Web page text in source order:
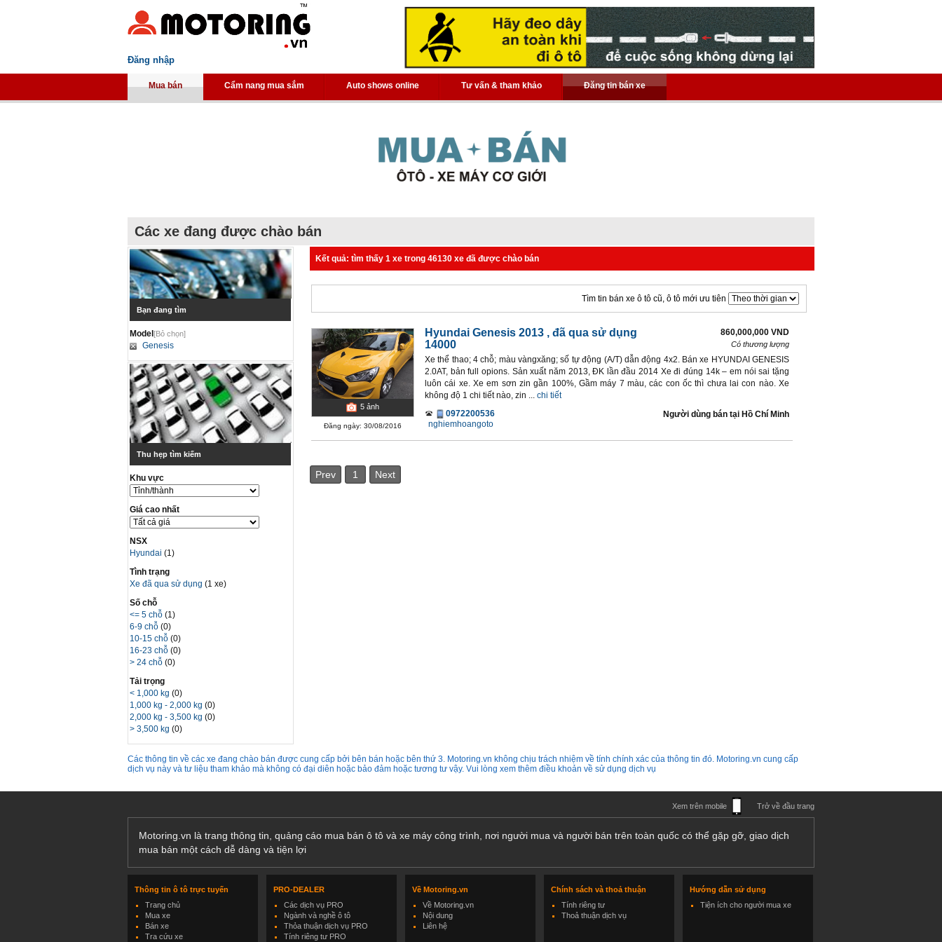
Đăng nhập
Mua bán Cẩm nang mua sắm Auto shows online Tư vấn & tham khảo Đăng tin bán xe
Các xe đang được chào bán
Bạn đang tìm
Model[Bỏ chọn]
Genesis
Thu hẹp tìm kiếm
Khu vực
Giá cao nhất
NSX
Hyundai(1)
Tình trạng
Xe đã qua sử dụng (1 xe)
Số chỗ
<= 5 chỗ(1)
6-9 chỗ(0)
10-15 chỗ(0)
16-23 chỗ(0)
> 24 chỗ(0)
Tải trọng
< 1,000 kg(0)
1,000 kg - 2,000 kg(0)
2,000 kg - 3,500 kg(0)
> 3,500 kg(0)
Kết quả: tìm thấy 1 xe trong 46130 xe đã được chào bán
Tìm tin bán xe ô tô cũ, ô tô mới ưu tiên
5 ảnh
Đăng ngày: 30/08/2016
Hyundai Genesis 2013 , đã qua sử dụng
14000
860,000,000 VND
Có thương lượng
Xe thể thao; 4 chỗ; màu vàngxăng; số tự động (A/T) dẫn động 4x2. Bán xe HYUNDAI GENESIS
2.0AT, bản full opions. Sản xuất năm 2013, ĐK lần đầu 2014 Xe đi đúng 14k – em nói sai tặng
luôn cái xe. Xe em sơn zin gần 100%, Gầm máy 7 màu, các con ốc thì chưa lai con nào. Xe
không độ 1 chi tiết nào, zin ... chi tiết
0972200536
nghiemhoangoto
Người dùng bán tại Hồ Chí Minh
Prev 1 Next
Các thông tin về các xe đang chào bán được cung cấp bởi bên bán hoặc bên thứ 3. Motoring.vn không chịu trách nhiệm về tính chính xác của thông tin đó. Motoring.vn cung cấp
dịch vụ này và tư liệu tham khảo mà không có đại diên hoặc bảo đảm hoặc tương tư vậy. Vui lòng xem thêm điều khoản về sử dụng dịch vụ
Xem trên mobile Trở về đầu trang
Motoring.vn là trang thông tin, quảng cáo mua bán ô tô và xe máy công trình, nơi người mua và người bán trên toàn quốc có thể gặp gỡ, giao dịch
mua bán một cách dễ dàng và tiện lợi
Thông tin ô tô trực tuyến
Trang chủ
Mua xe
Bán xe
Tra cứu xe
PRO-DEALER
Các dịch vụ PRO
Ngành và nghề ô tô
Thỏa thuận dịch vụ PRO
Tính riêng tư PRO
Về Motoring.vn
Về Motoring.vn
Nội dung
Liên hệ
Chính sách và thoả thuận
Tính riêng tư
Thoả thuận dịch vụ
Hướng dẫn sử dụng
Tiện ích cho người mua xe